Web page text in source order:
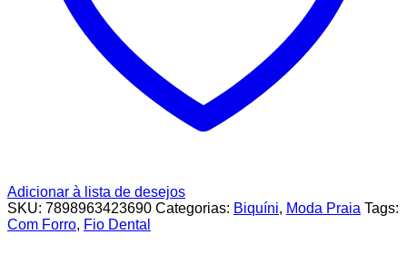
Adicionar à lista de desejos
SKU: 7898963423690 Categorias: Biquíni, Moda Praia Tags:
Com Forro, Fio Dental